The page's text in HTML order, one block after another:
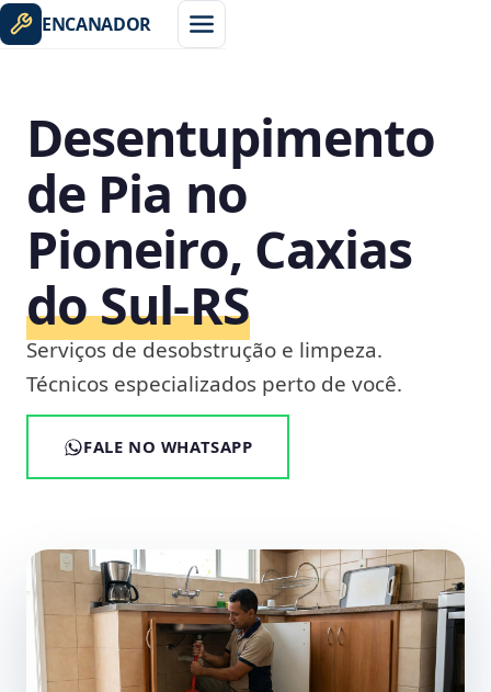
ENCANADOR
Desentupimento
de Pia no
Pioneiro, Caxias
do Sul‑RS
Serviços de desobstrução e limpeza.
Técnicos especializados perto de você.
FALE NO WHATSAPP